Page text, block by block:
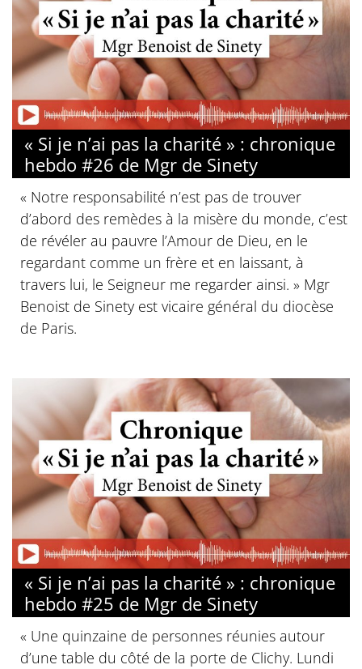
« Si je n’ai pas la charité » : chronique
hebdo #26 de Mgr de Sinety
« Notre responsabilité n’est pas de trouver
d’abord des remèdes à la misère du monde, c’est
de révéler au pauvre l’Amour de Dieu, en le
regardant comme un frère et en laissant, à
travers lui, le Seigneur me regarder ainsi. » Mgr
Benoist de Sinety est vicaire général du diocèse
de Paris.
« Si je n’ai pas la charité » : chronique
hebdo #25 de Mgr de Sinety
« Une quinzaine de personnes réunies autour
d’une table du côté de la porte de Clichy. Lundi